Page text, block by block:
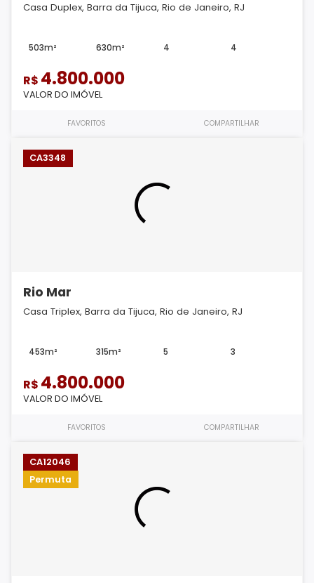
Casa Duplex, Barra da Tijuca, Rio de Janeiro, RJ
503m² 630m² 4 4
R$ 4.800.000
VALOR DO IMÓVEL
FAVORITOS COMPARTILHAR
CA3348
Rio Mar
Casa Triplex, Barra da Tijuca, Rio de Janeiro, RJ
453m² 315m² 5 3
R$ 4.800.000
VALOR DO IMÓVEL
FAVORITOS COMPARTILHAR
CA12046
Permuta